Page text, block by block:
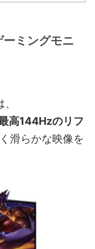
ミングモニ
高144Hzのリフ
滑らかな映像を